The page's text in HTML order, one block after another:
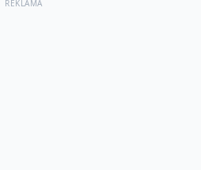
REKLAMA